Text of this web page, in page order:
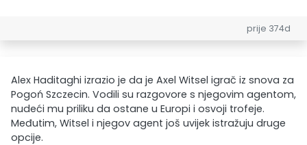
prije 374d
Alex Haditaghi izrazio je da je Axel Witsel igrač iz snova za
Pogoń Szczecin. Vodili su razgovore s njegovim agentom,
nudeći mu priliku da ostane u Europi i osvoji trofeje.
Međutim, Witsel i njegov agent još uvijek istražuju druge
opcije.